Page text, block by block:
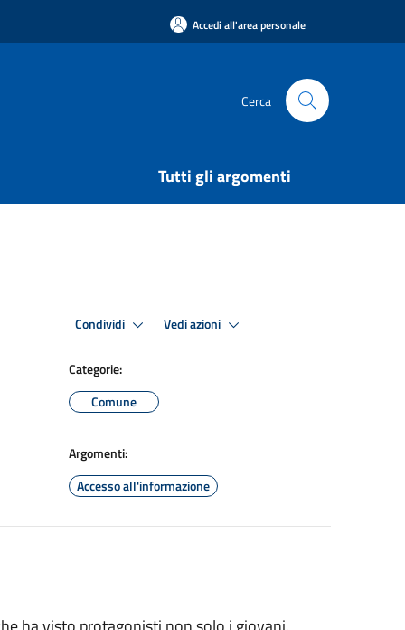
Accedi all'area personale
Cerca
Tutti gli argomenti
Condividi Vedi azioni
Categorie:
Comune
Argomenti:
Accesso all'informazione